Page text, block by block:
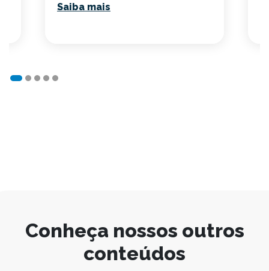
Saiba mais
Conheça nossos outros
conteúdos